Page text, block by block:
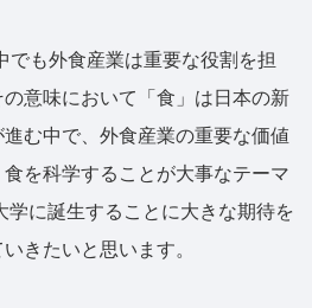
も外食産業は重要な役割を担
意味において「食」は日本の新
む中で、外食産業の重要な価値
を科学することが大事なテーマ
に誕生することに大きな期待を
きたいと思います。